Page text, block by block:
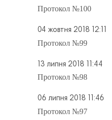
Протокол №100
04 жовтня 2018 12:11
Протокол №99
13 липня 2018 11:44
Протокол №98
06 липня 2018 11:46
Протокол №97